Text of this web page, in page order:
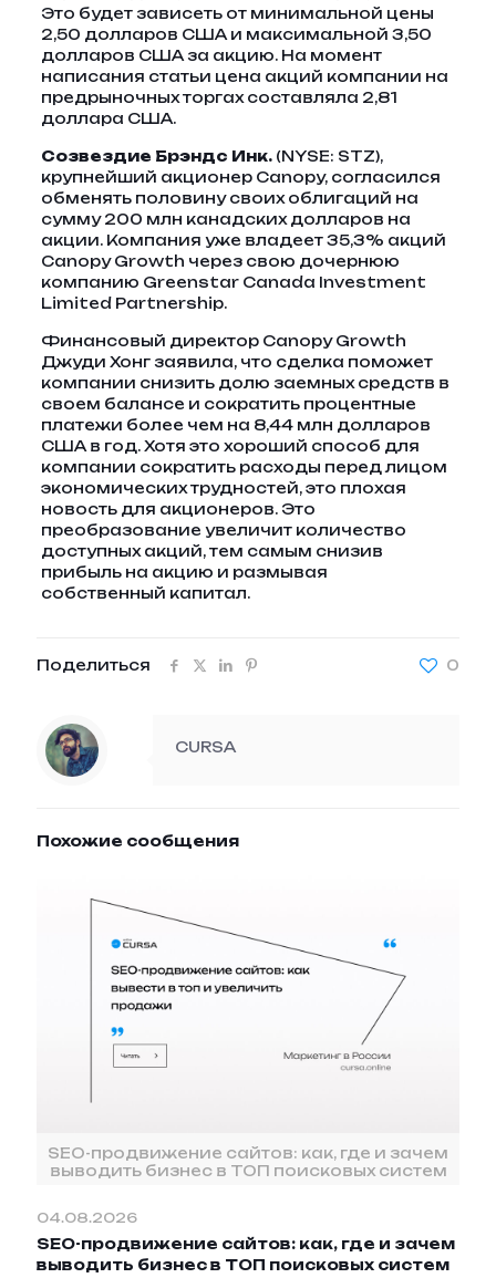
Это будет зависеть от минимальной цены
2,50 долларов США и максимальной 3,50
долларов США за акцию. На момент
написания статьи цена акций компании на
предрыночных торгах составляла 2,81
доллара США.
Созвездие Брэндс Инк.(NYSE: STZ),
крупнейший акционер Canopy, согласился
обменять половину своих облигаций на
сумму 200 млн канадских долларов на
акции. Компания уже владеет 35,3% акций
Canopy Growth через свою дочернюю
компанию Greenstar Canada Investment
Limited Partnership.
Финансовый директор Canopy Growth
Джуди Хонг заявила, что сделка поможет
компании снизить долю заемных средств в
своем балансе и сократить процентные
платежи более чем на 8,44 млн долларов
США в год. Хотя это хороший способ для
компании сократить расходы перед лицом
экономических трудностей, это плохая
новость для акционеров. Это
преобразование увеличит количество
доступных акций, тем самым снизив
прибыль на акцию и размывая
собственный капитал.
Поделиться 0
CURSA
Похожие сообщения
SEO-продвижение сайтов: как, где и зачем
выводить бизнес в ТОП поисковых систем
04.08.2026
SEO-продвижение сайтов: как, где и зачем
выводить бизнес в ТОП поисковых систем